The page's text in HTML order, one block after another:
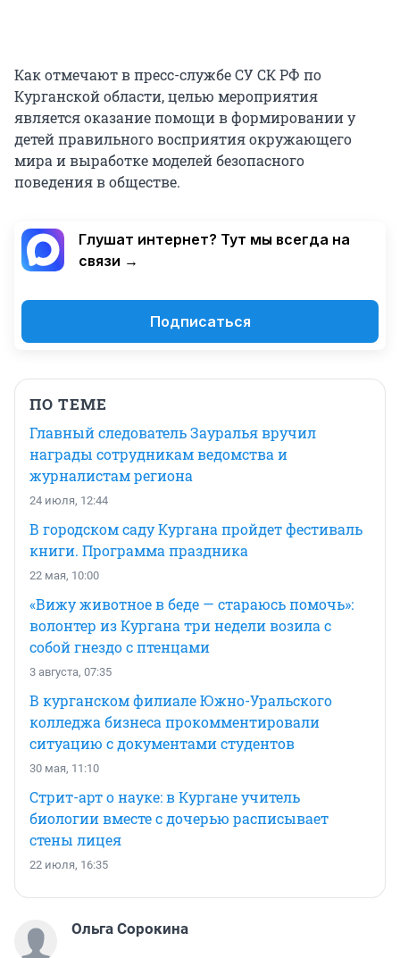
Как отмечают в пресс-службе СУ СК РФ по
Курганской области, целью мероприятия
является оказание помощи в формировании у
детей правильного восприятия окружающего
мира и выработке моделей безопасного
поведения в обществе.
Глушат интернет? Тут мы всегда на
связи →
Подписаться
ПО ТЕМЕ
Главный следователь Зауралья вручил
награды сотрудникам ведомства и
журналистам региона
24 июля, 12:44
В городском саду Кургана пройдет фестиваль
книги. Программа праздника
22 мая, 10:00
«Вижу животное в беде — стараюсь помочь»:
волонтер из Кургана три недели возила с
собой гнездо с птенцами
3 августа, 07:35
В курганском филиале Южно-Уральского
колледжа бизнеса прокомментировали
ситуацию с документами студентов
30 мая, 11:10
Стрит-арт о науке: в Кургане учитель
биологии вместе с дочерью расписывает
стены лицея
22 июля, 16:35
Ольга Сорокина